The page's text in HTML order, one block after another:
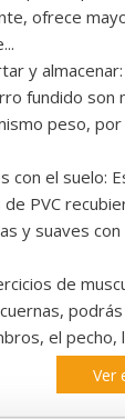
ofrece
y
fundido son
peso,
con el suelo:
PVC
y suaves con
de
el pecho,
Ver